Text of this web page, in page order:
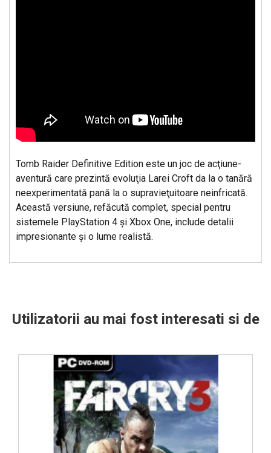
Tomb Raider Definitive Edition este un joc de acţiune-
aventură care prezintă evoluţia Larei Croft da la o tanără
neexperimentată pană la o supravieţuitoare neinfricată.
Această versiune, refăcută complet, special pentru
sistemele PlayStation 4 şi Xbox One, include detalii
impresionante şi o lume realistă.
Utilizatorii au mai fost interesati si de